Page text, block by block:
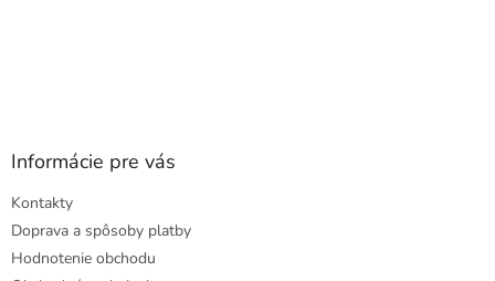
Informácie pre vás
Kontakty
Doprava a spôsoby platby
Hodnotenie obchodu